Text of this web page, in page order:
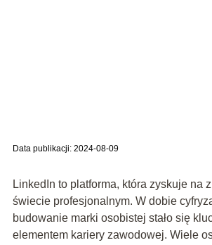
Data publikacji: 2024-08-09
LinkedIn to platforma, która zyskuje na
świecie profesjonalnym. W dobie
budowanie marki osobistej stało się
elementem kariery zawodowej. Wiele